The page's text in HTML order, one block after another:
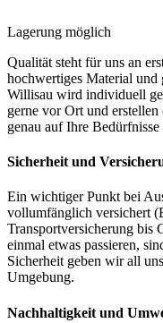
Lagerung möglich
Qualität steht für uns an
hochwertiges Material und
Willisau wird individuell
gerne vor Ort und erstellen
genau auf Ihre
Sicherheit und
Ein wichtiger Punkt bei
vollumfänglich versichert
Transportversicherung
einmal etwas passieren,
Sicherheit geben wir all
Umgebung.
Nachhaltigkeit und